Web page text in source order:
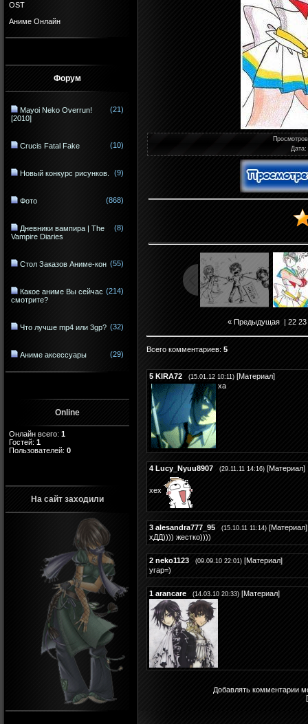
OST
Аниме Онлайн
Форум
Mayoi Neko Overrun!
[2010]
(21)
Crucis Fatal Fake (10)
Новый конкурс рисунков. (9)
Фото (868)
Дневники вампира | The
Vampire Diaries
(8)
Стол Заказов Аниме-кон (55)
Какое аниме Вы сейчас
смотрите?
(214)
Что лучше mp4 или 3gp? (32)
Аниме аксессуары (29)
Online
Онлайн всего: 1
Гостей: 1
Пользователей: 0
На сайт заходили
Просмотров
Дата:
« Предыдущая | 22 23
Всего комментариев: 5
5 KIRA72 (15.01.12 10:11) [Материал]
ха
4 Lucy_Nyuu8907 (29.11.11 14:16) [Материал]
хех
3 alesandra777_95 (15.10.11 11:14) [Материал]
хДД)))) жестко))))
2 neko1123 (09.09.10 22:01) [Материал]
угар=)
1 arancare (14.03.10 20:33) [Материал]
Добавлять комментарии